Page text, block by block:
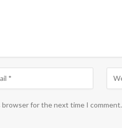
browser for the next time I comment.